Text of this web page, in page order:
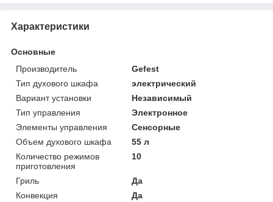
Характеристики
Основные
Производитель
Gefest
Тип духового шкафа
электрический
Вариант установки
Независимый
Тип управления
Электронное
Элементы управления
Сенсорные
Объем духового шкафа
55 л
Количество режимов
приготовления
10
Гриль
Да
Конвекция
Да